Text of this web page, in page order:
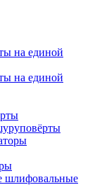
на единой
на единой
шлифовальные